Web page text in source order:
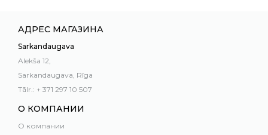
АДРЕС МАГАЗИНА
Sarkandaugava
Alekša 12,
Sarkandaugava, Rīga
Tālr.: + 371 297 10 507
О КОМПАНИИ
О компании